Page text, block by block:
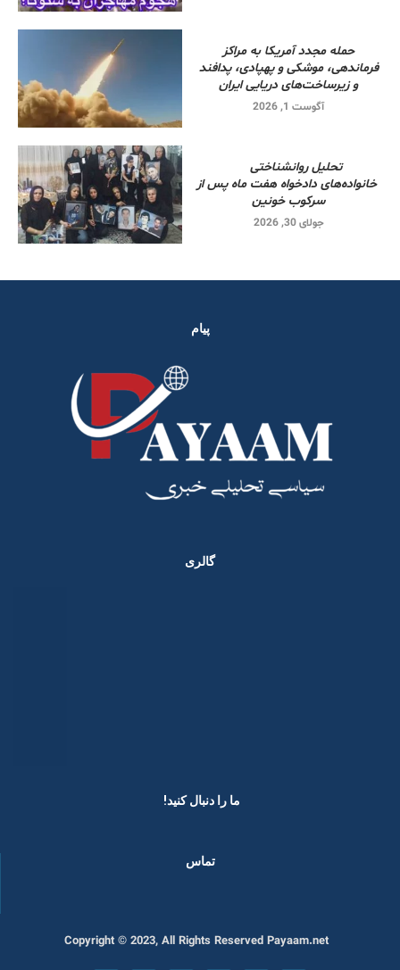
حمله مجدد آمریکا به مراکز
فرماندهی، موشکی و پهپادی، پدافند
و زیرساخت‌های دریایی ایران
آگوست 1, 2026
تحلیل روانشناختی
خانواده‌های دادخواه هفت ماه پس از
سرکوب خونین
جولای 30, 2026
پیام
گالری
ما را دنبال کنید! ​
تماس
Copyright © 2023, All Rights Reserved Payaam.net